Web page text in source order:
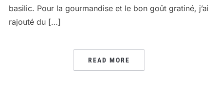
basilic. Pour la gourmandise et le bon goût gratiné, j’ai
rajouté du […]
READ MORE